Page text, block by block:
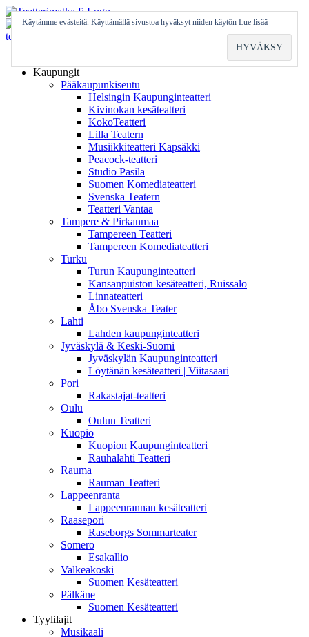
Skip
to
content
Kaupungit
Pääkaupunkiseutu
Helsingin Kaupunginteatteri
Kivinokan kesäteatteri
KokoTeatteri
Lilla Teatern
Musiikkiteatteri Kapsäkki
Peacock-teatteri
Studio Pasila
Suomen Komediateatteri
Svenska Teatern
Teatteri Vantaa
Tampere & Pirkanmaa
Tampereen Teatteri
Tampereen Komediateatteri
Turku
Turun Kaupunginteatteri
Kansanpuiston kesäteatteri, Ruissalo
Linnateatteri
Åbo Svenska Teater
Lahti
Lahden kaupunginteatteri
Jyväskylä & Keski-Suomi
Jyväskylän Kaupunginteatteri
Löytänän kesäteatteri | Viitasaari
Pori
Rakastajat-teatteri
Oulu
Oulun Teatteri
Kuopio
Kuopion Kaupunginteatteri
Rauhalahti Teatteri
Rauma
Rauman Teatteri
Lappeenranta
Lappeenrannan kesäteatteri
Raasepori
Raseborgs Sommarteater
Somero
Esakallio
Valkeakoski
Suomen Kesäteatteri
Pälkäne
Suomen Kesäteatteri
Tyylilajit
Musikaali
Käytämme evästeitä. Käyttämällä sivustoa hyväksyt niiden käytön Lue lisää